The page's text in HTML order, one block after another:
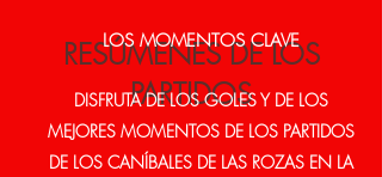
RESÚMENES DE LOS
PARTIDOS
LOS MOMENTOS CLAVE
DISFRUTA DE LOS GOLES Y DE LOS
MEJORES MOMENTOS DE LOS PARTIDOS
DE LOS CANÍBALES DE LAS ROZAS EN LA